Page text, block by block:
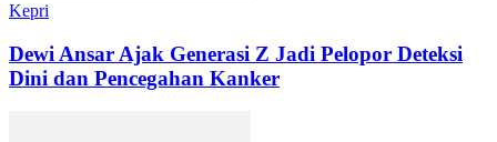
Kepri
Dewi Ansar Ajak Generasi Z Jadi Pelopor Deteksi
Dini dan Pencegahan Kanker